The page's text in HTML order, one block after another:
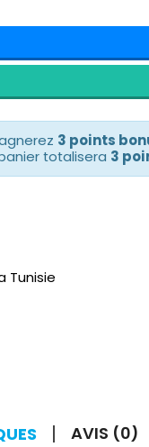
3 points
totalisera 3
Tunisie
AVIS (0)